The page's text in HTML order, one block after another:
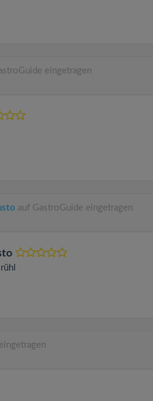
eingetragen
auf GastroGuide eingetragen